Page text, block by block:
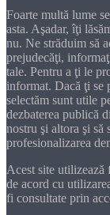
Foarte multă lume
asta. Aşadar, îţi
nu. Ne străduim să
prejudecăţi,
tale. Pentru a ţi le
informat. Dacă ţi se
selectăm sunt utile
dezbaterea publică
nostru şi altora şi să
profesionalizarea
Acest site
de acord cu
fi consultate prin